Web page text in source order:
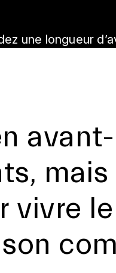
une longueur
vivre